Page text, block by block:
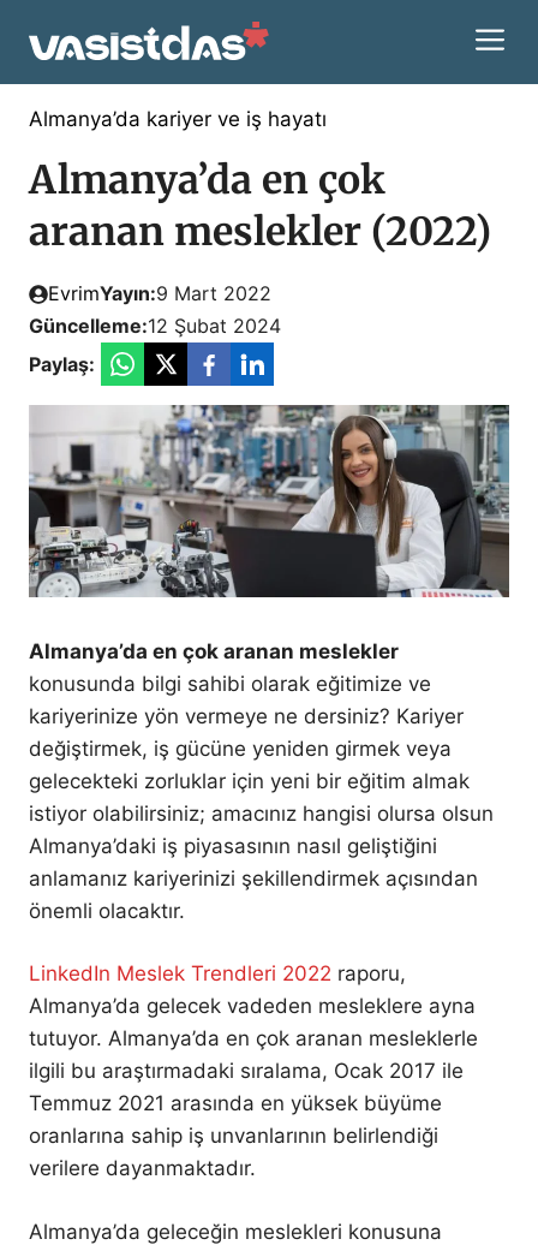
atla
Almanya’da kariyer ve iş hayatı
Almanya’da en çok
aranan meslekler (2022)
EvrimYayın:9 Mart 2022
Güncelleme:12 Şubat 2024
Paylaş:
Almanya’da en çok aranan meslekler
konusunda bilgi sahibi olarak eğitimize ve
kariyerinize yön vermeye ne dersiniz? Kariyer
değiştirmek, iş gücüne yeniden girmek veya
gelecekteki zorluklar için yeni bir eğitim almak
istiyor olabilirsiniz; amacınız hangisi olursa olsun
Almanya’daki iş piyasasının nasıl geliştiğini
anlamanız kariyerinizi şekillendirmek açısından
önemli olacaktır.
LinkedIn Meslek Trendleri 2022 raporu,
Almanya’da gelecek vadeden mesleklere ayna
tutuyor. Almanya’da en çok aranan mesleklerle
ilgili bu araştırmadaki sıralama, Ocak 2017 ile
Temmuz 2021 arasında en yüksek büyüme
oranlarına sahip iş unvanlarının belirlendiği
verilere dayanmaktadır.
Almanya’da geleceğin meslekleri konusuna